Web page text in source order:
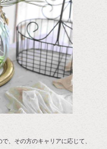
、その方のキャリアに応じて、